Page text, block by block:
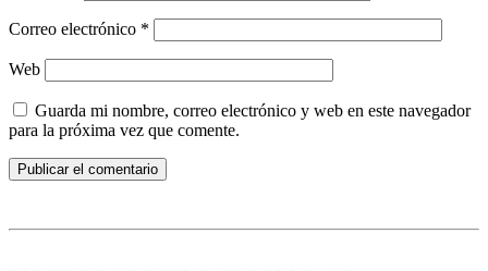
Correo electrónico *
Web
Guarda mi nombre, correo electrónico y web en este navegador
para la próxima vez que comente.